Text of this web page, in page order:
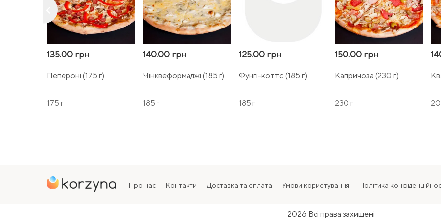
135.00 грн
Пепероні (175 г)
175 г
140.00 грн
Чінквеформаджі (185 г)
185 г
125.00 грн
Фунгі-котто (185 г)
185 г
150.00 грн
Капричоза (230 г)
230 г
Про нас Контакти Доставка та оплата Умови користування Політика
2026 Всі права захищені